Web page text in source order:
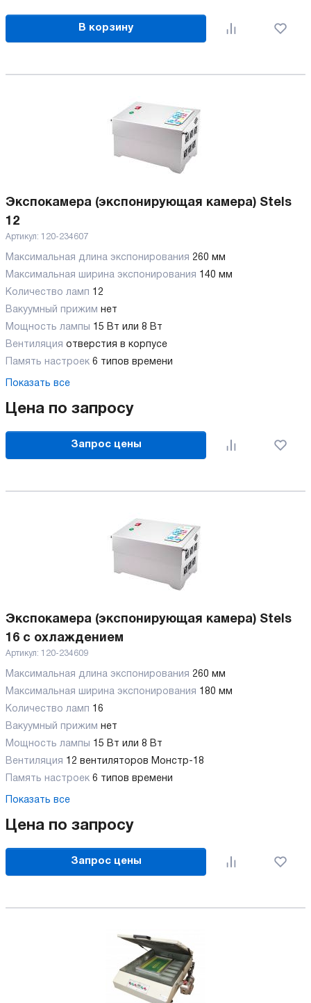
В корзину
Экспокамера (экспонирующая камера) Stels
12
Артикул: 120-234607
Максимальная длина экспонирования 260 мм
Максимальная ширина экспонирования 140 мм
Количество ламп 12
Вакуумный прижим нет
Мощность лампы 15 Вт или 8 Вт
Вентиляция отверстия в корпусе
Память настроек 6 типов времени
Показать все
Цена по запросу
Запрос цены
Экспокамера (экспонирующая камера) Stels
16 с охлаждением
Артикул: 120-234609
Максимальная длина экспонирования 260 мм
Максимальная ширина экспонирования 180 мм
Количество ламп 16
Вакуумный прижим нет
Мощность лампы 15 Вт или 8 Вт
Вентиляция 12 вентиляторов Монстр-18
Память настроек 6 типов времени
Показать все
Цена по запросу
Запрос цены